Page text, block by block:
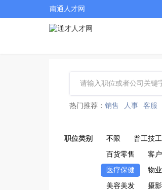
南通人才网
热门推荐： 销售 人事 客服
职位类别 不限 普工技工
百货零售 客
医疗保健 物
美容美发 摄